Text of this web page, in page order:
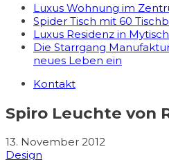
Luxus Wohnung im
Spider Tisch mit 60
Luxus Residenz in
Die Starrgang
neues Leben ein
Kontakt
Spiro Leuchte von
13. November 2012
Design